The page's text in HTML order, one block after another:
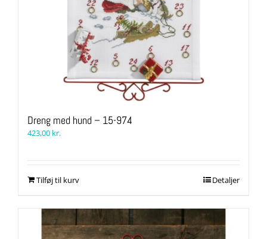
Dreng med hund – 15-974
423,00 kr.
Tilføj til kurv Detaljer